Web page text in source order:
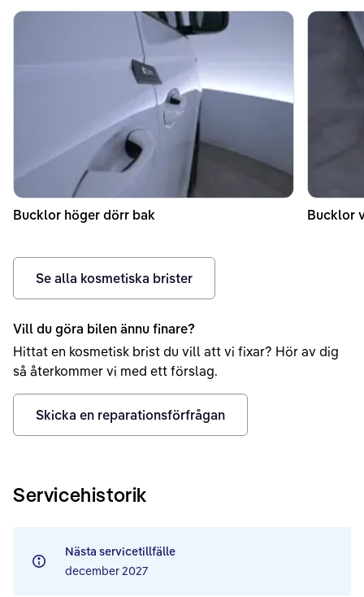
Bucklor höger dörr bak Bucklor
Se alla kosmetiska brister
Vill du göra bilen ännu finare?
Hittat en kosmetisk brist du vill att vi fixar? Hör av dig
så återkommer vi med ett förslag.
Skicka en reparationsförfrågan
Servicehistorik
Nästa servicetillfälle
december 2027